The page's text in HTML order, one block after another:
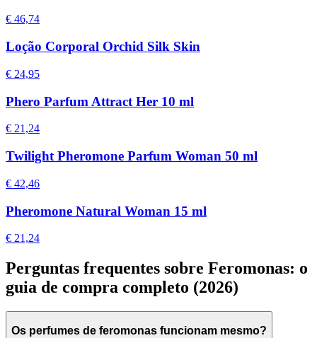
€ 46,74
Loção Corporal Orchid Silk Skin
€ 24,95
Phero Parfum Attract Her 10 ml
€ 21,24
Twilight Pheromone Parfum Woman 50 ml
€ 42,46
Pheromone Natural Woman 15 ml
€ 21,24
Perguntas frequentes sobre Feromonas: o
guia de compra completo (2026)
Os perfumes de feromonas funcionam mesmo?